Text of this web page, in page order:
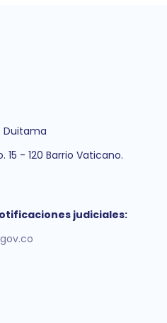
Duitama
15 - 120 Barrio Vaticano.
judiciales: